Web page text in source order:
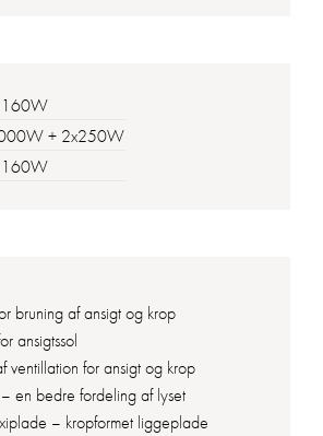
+ 2x250W
bruning af ansigt og krop
ansigtssol
ventillation for ansigt og krop
– en bedre fordeling af lyset
– kropformet liggeplade